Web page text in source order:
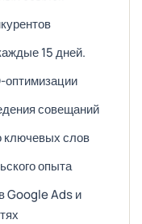
15 дней.
оптимизации
совещаний
ключевых слов
опыта
Google Ads и